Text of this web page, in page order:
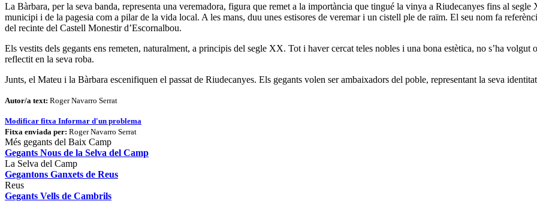
La Bàrbara, per la seva banda, representa una veremadora, figura que remet a la importància que tingué la vinya a Riudecanyes fins al
municipi i de la pagesia com a pilar de la vida local. A les mans, duu unes estisores de veremar i un cistell ple de raïm. El seu nom fa
del recinte del Castell Monestir d’Escornalbou.
Els vestits dels gegants ens remeten, naturalment, a principis del segle XX. Tot i haver cercat teles nobles i una bona estètica, no s’ha volgut
reflectit en la seva roba.
Junts, el Mateu i la Bàrbara escenifiquen el passat de Riudecanyes. Els gegants volen ser ambaixadors del poble, representant la seva
Autor/a text: Roger Navarro Serrat
Modificar fitxa Informar d'un problema
Fitxa enviada per: Roger Navarro Serrat
Més gegants del Baix Camp
Gegants Nous de la Selva del Camp
La Selva del Camp
Gegantons Ganxets de Reus
Reus
Gegants Vells de Cambrils